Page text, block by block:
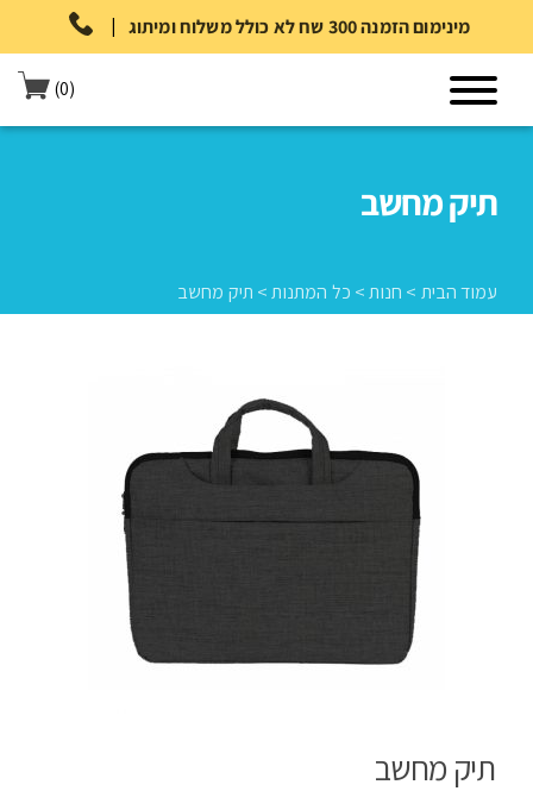
| מינימום הזמנה 300 שח לא כולל משלוח ומיתוג
(0)
תיק מחשב
עמוד הבית > חנות> כל המתנות> תיק מחשב
תיק מחשב